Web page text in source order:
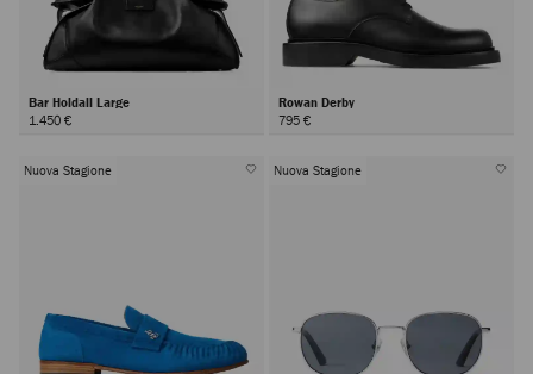
Bar Holdall Large
1.450 €
Rowan Derby
795 €
Nuova Stagione Nuova Stagione